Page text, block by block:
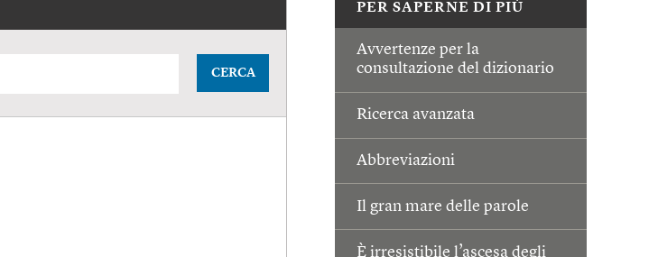
PER SAPERNE DI PIÙ
Avvertenze per la
consultazione del dizionario
Ricerca avanzata
Abbreviazioni
Il gran mare delle parole
È irresistibile l’ascesa degli
CERCA